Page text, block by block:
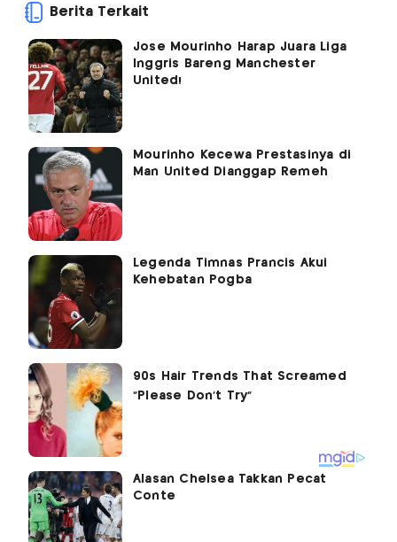
Berita Terkait
Jose Mourinho Harap Juara Liga
Inggris Bareng Manchester
United!
Mourinho Kecewa Prestasinya di
Man United Dianggap Remeh
Legenda Timnas Prancis Akui
Kehebatan Pogba
Alasan Chelsea Takkan Pecat
Conte